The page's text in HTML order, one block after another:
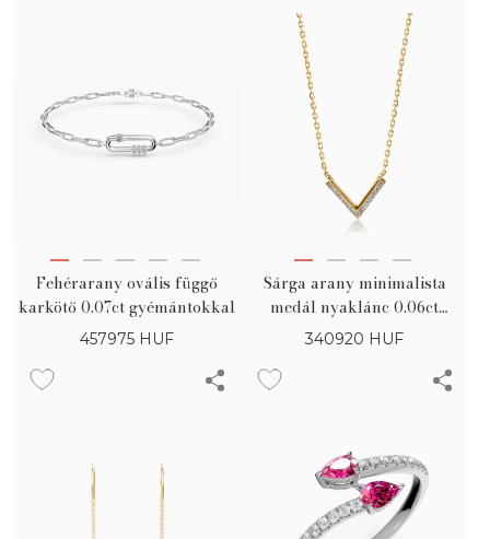
Fehérarany ovális függő
karkötő 0.07ct gyémántokkal
457975 HUF
Sárga arany minimalista
medál nyaklánc 0.06ct
gyémántokkal
340920 HUF